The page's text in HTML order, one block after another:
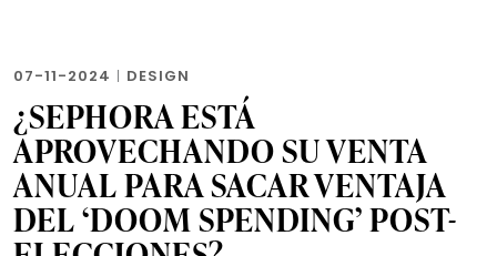
07-11-2024 | DESIGN
¿SEPHORA ESTÁ
APROVECHANDO SU VENTA
ANUAL PARA SACAR VENTAJA
DEL ‘DOOM SPENDING’ POST-